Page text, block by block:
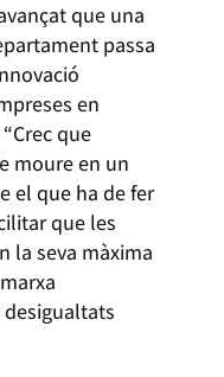
que una
passa
en
que
moure en un
el que ha de fer
que les
la seva màxima
desigualtats